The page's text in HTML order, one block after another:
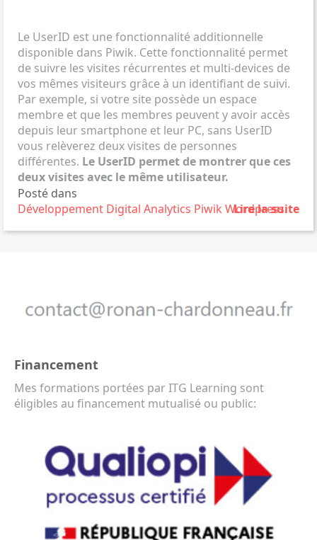
Posté dans
Développement Digital Analytics Piwik Wordpress.
Le UserID est une fonctionnalité additionnelle
disponible dans Piwik. Cette fonctionnalité permet
de suivre les visites récurrentes et multi-devices de
vos mêmes visiteurs grâce à un identifiant de suivi.
Par exemple, si votre site possède un espace
membre et que les membres peuvent y avoir accès
depuis leur smartphone et leur PC, sans UserID
vous relèverez deux visites de personnes
différentes. Le UserID permet de montrer que ces
deux visites avec le même utilisateur.
Lire la suite
Financement
Mes formations portées par ITG Learning sont
éligibles au financement mutualisé ou public: